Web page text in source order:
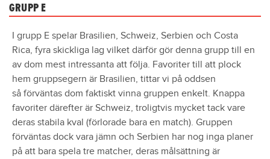
GRUPP E
I grupp E spelar Brasilien, Schweiz, Serbien och Costa
Rica, fyra skickliga lag vilket därför gör denna grupp till en
av dom mest intressanta att följa. Favoriter till att plock
hem gruppsegern är Brasilien, tittar vi på oddsen
så förväntas dom faktiskt vinna gruppen enkelt. Knappa
favoriter därefter är Schweiz, troligtvis mycket tack vare
deras stabila kval (förlorade bara en match). Gruppen
förväntas dock vara jämn och Serbien har nog inga planer
på att bara spela tre matcher, deras målsättning är